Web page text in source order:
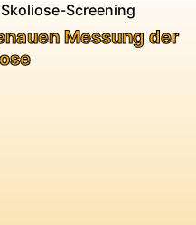
Screening
Messung der